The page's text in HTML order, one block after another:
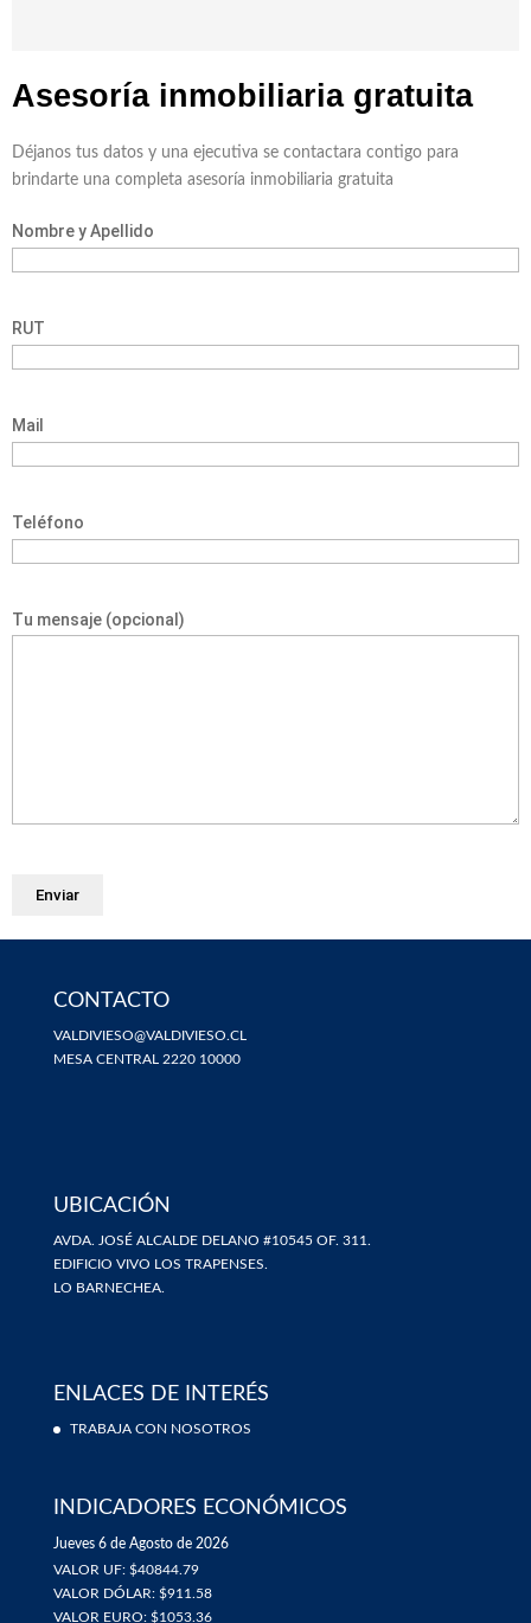
Asesoría inmobiliaria gratuita
Déjanos tus datos y una ejecutiva se contactara contigo para
brindarte una completa asesoría inmobiliaria gratuita
Nombre y Apellido
RUT
Mail
Teléfono
Tu mensaje (opcional)
CONTACTO
VALDIVIESO@VALDIVIESO.CL
MESA CENTRAL 2220 10000
UBICACIÓN
AVDA. JOSÉ ALCALDE DELANO #10545 OF. 311.
EDIFICIO VIVO LOS TRAPENSES.
LO BARNECHEA.
ENLACES DE INTERÉS
TRABAJA CON NOSOTROS
INDICADORES ECONÓMICOS
Jueves 6 de Agosto de 2026
VALOR UF: $40844.79
VALOR DÓLAR: $911.58
VALOR EURO: $1053.36